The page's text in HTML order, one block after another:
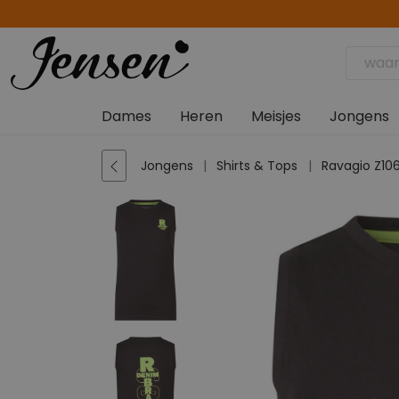
Dames Heren Meisjes Jongens
Jongens Shirts & Tops Ravagio